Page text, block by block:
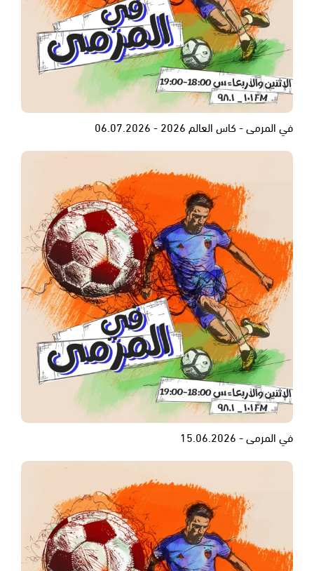
في المرمى - كاس العالم 2026 - 06.07.2026
في المرمى - 15.06.2026